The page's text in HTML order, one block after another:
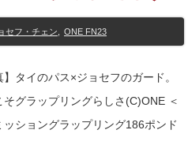
セフ・チェン ONE FN23
】タイのパス×ジョセフのガード。
そグラップリングらしさ(C)ONE ＜
ッショングラップリング186ポンド